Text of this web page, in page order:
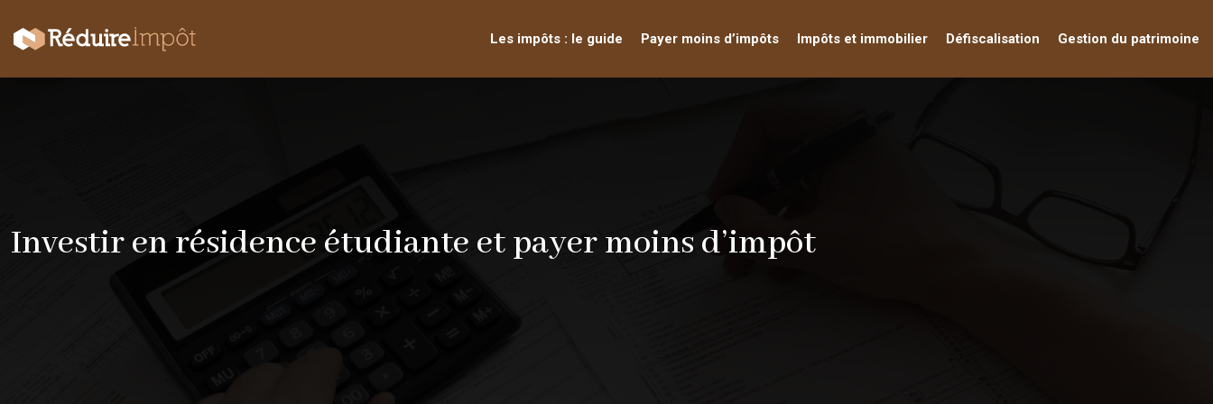
Les impôts : le guide Payer moins d’impôts Impôts et immobilier Défiscalisation Gestion du patrimoine
Investir en résidence étudiante et payer moins d’impôt